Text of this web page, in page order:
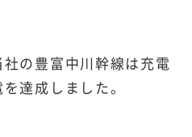
の豊富中川幹線は充電
達成しました。